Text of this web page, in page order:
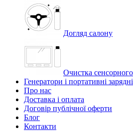
Догляд салону
Очистка
Генератори і портативні
Про нас
Доставка і оплата
Договір публічної оферти
Блог
Контакти